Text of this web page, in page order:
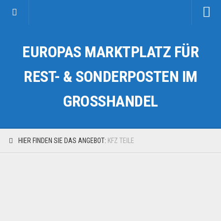
Kategorien
Auto & Motorrad
Fahrzeuge & Transport
EUROPAS MARKTPLATZ FÜR
REST- & SONDERPOSTEN IM
GROSSHANDEL
HIER FINDEN SIE DAS ANGEBOT: KFZ TEILE